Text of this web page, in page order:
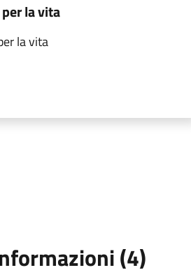
la vita
la vita
(4)